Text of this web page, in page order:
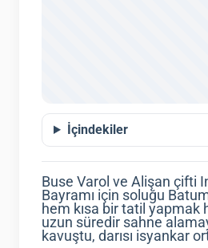
İçindekiler
Buse Varol ve Alişan çifti
Bayramı için soluğu
hem kısa bir tatil yapmak
uzun süredir sahne
kavuştu, darısı isyankar